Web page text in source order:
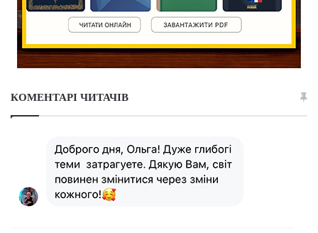
КОМЕНТАРІ ЧИТАЧІВ